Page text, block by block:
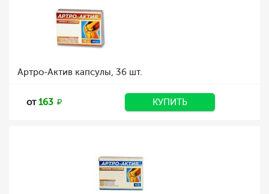
Артро-Актив капсулы, 36 шт.
от163 КУПИТЬ